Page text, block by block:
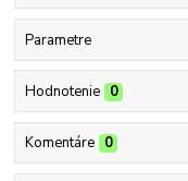
Parametre
Hodnotenie 0
Komentáre 0